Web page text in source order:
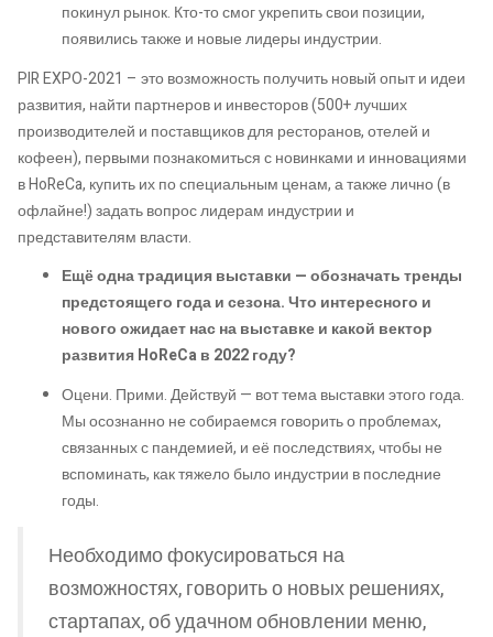
покинул рынок. Кто-то смог укрепить свои позиции,
появились также и новые лидеры индустрии.
PIR EXPO-2021 – это возможность получить новый опыт и идеи
развития, найти партнеров и инвесторов (500+ лучших
производителей и поставщиков для ресторанов, отелей и
кофеен), первыми познакомиться с новинками и инновациями
в HoReCa, купить их по специальным ценам, а также лично (в
офлайне!) задать вопрос лидерам индустрии и
представителям власти.
Ещё одна традиция выставки — обозначать тренды
предстоящего года и сезона. Что интересного и
нового ожидает нас на выставке и какой вектор
развития HoReCa в 2022 году?
Оцени. Прими. Действуй — вот тема выставки этого года.
Мы осознанно не собираемся говорить о проблемах,
связанных с пандемией, и её последствиях, чтобы не
вспоминать, как тяжело было индустрии в последние
годы.
Необходимо фокусироваться на
возможностях, говорить о новых решениях,
стартапах, об удачном обновлении меню,